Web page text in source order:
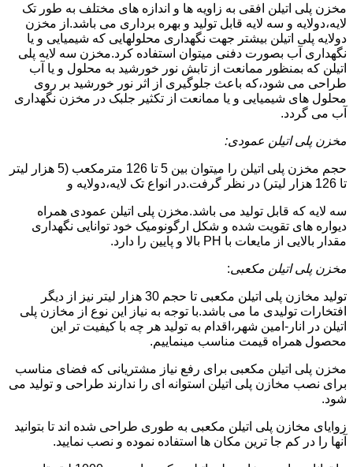
مخزن پلی اتیلن افقی به زاویه ها و اندازه های مختلف به طور تک
لایه،دولایه و سه لایه قابل تولید و بهره برداری می باشد.از مخزن
دولایه پلی اتیلن بیشتر جهت نگهداری محلولهایی که شیمیایی و یا
نگهداری آب بصورت دفنی میتوان استفاده کرد.مخزن سه لایه پلی
اتیلن که بمنظور ممانعت از تابش نور خورشید به محلول و یا آب
طراحی می شود،که باعث جلوگیری از اثر نور خورشید بر روی
محلول های شیمیایی و یا ممانعت از تکثیر جلبک در مخزن نگهداری
آب می گردد.
مخزن پلی اتیلن عمودی:
حجم مخزن پلی اتیلن را میتوان بین 5 تا 126 مترمکعب (5 هزار لیتر
تا 126 هزار لیتر) در نظر گرفت.در انواع تک لایه،دولایه و
سه لایه که قابل تولید می باشد.مخزن پلی اتیلن عمودی همراه
دیواره های تقویت شده و شکل ارگونومیک خود توانایی نگهداری
مقدار بالایی از مایعات با PH بالا و پایین را دارد.
مخزن پلی اتیلن مکعبی:
تولید مخازن پلی اتیلن مکعبی تا حجم 30 هزار لیتر نیز از دیگر
افتخارات تولیدی ما می باشد.با توجه به نیاز این نوع از مخازن پلی
اتیلن در انار-امین شهر،اقدام به تولید هر چه با کیفیت تر این
محصول همراه قیمت مناسب مینماییم.
مخزن پلی اتیلن مکعبی برای رفع نیاز مشتریانی که فضای مناسب
برای نصب مخازن پلی اتیلن استوانه ای را ندارند طراحی و تولید می
شود.
زوایای مخازن پلی اتیلن مکعبی به طوری طراحی شده اند تا بتوانید
آنها را در کم جا ترین مکان ها استفاده نموده و نصب نمایید.